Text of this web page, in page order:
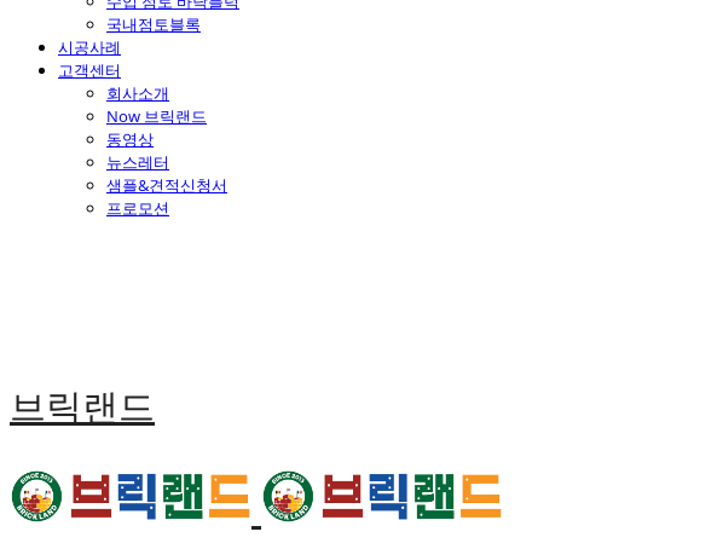
국내점토블록
시공사례
고객센터
회사소개
Now 브릭랜드
동영상
뉴스레터
샘플&견적신청서
프로모션
브릭랜드